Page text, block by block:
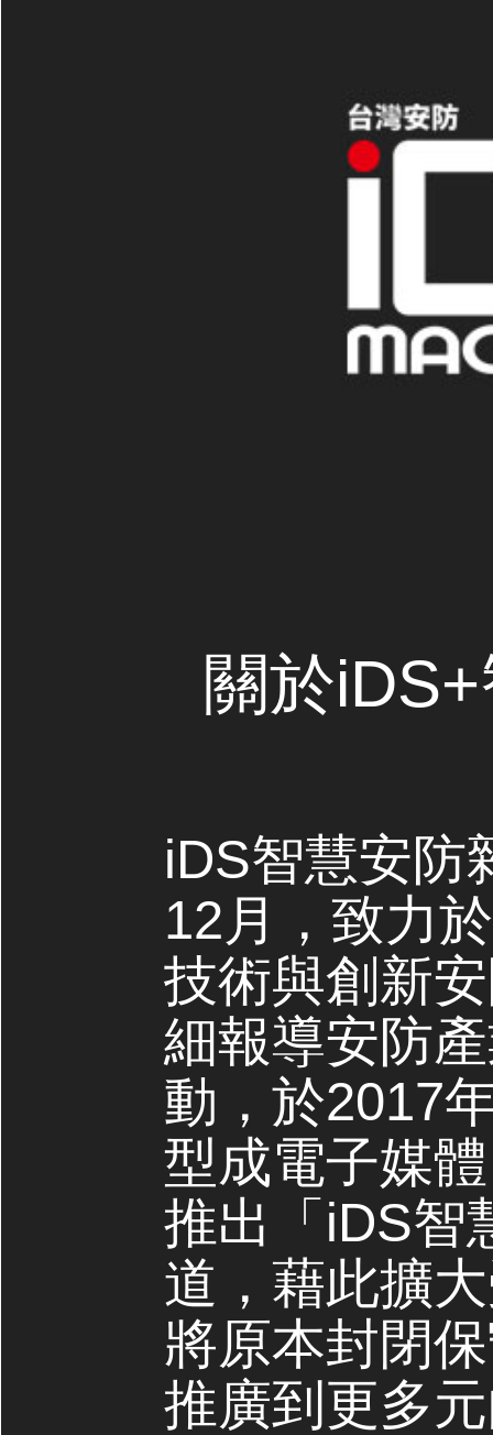
關於
iDS智慧安防
12月，致力
技術與創新
細報導安防
動，於2017
型成電子媒
推出「iDS智
道，藉此擴
將原本封閉
推廣到更多